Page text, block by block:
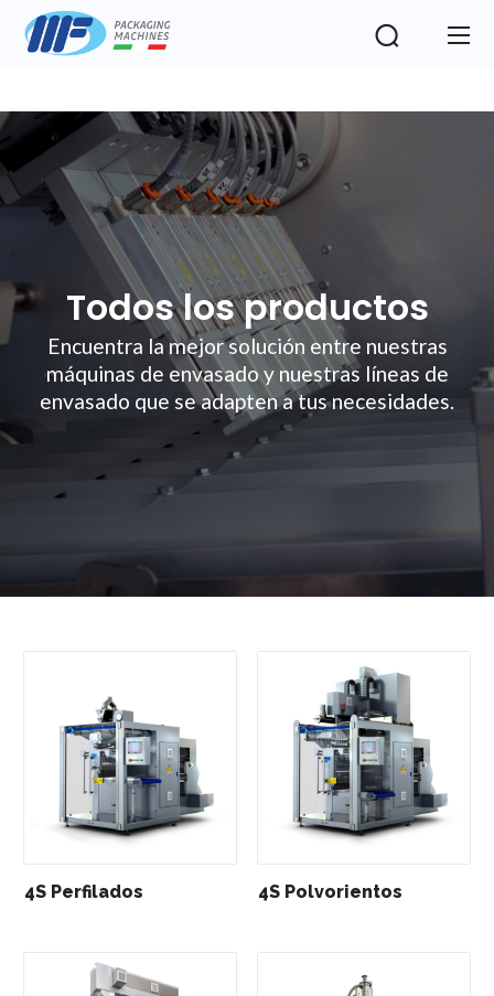
Todos los productos
Encuentra la mejor solución entre nuestras
máquinas de envasado y nuestras líneas de
envasado que se adapten a tus necesidades.
4S Perfilados 4S Polvorientos